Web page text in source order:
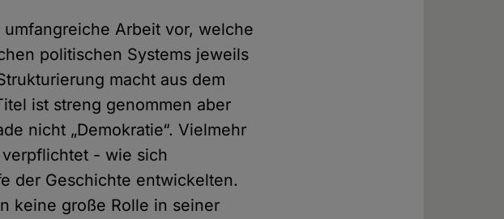
umfangreiche Arbeit vor, welche
politischen Systems jeweils
macht aus dem
ist streng genommen aber
nicht „Demokratie“. Vielmehr
- wie sich
der Geschichte entwickelten.
keine große Rolle in seiner